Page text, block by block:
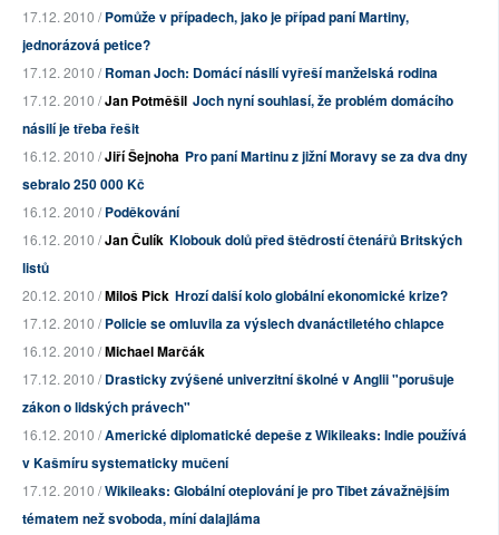
17.12. 2010 /Pomůže v případech, jako je případ paní Martiny,
jednorázová petice?
17.12. 2010 /Roman Joch: Domácí násilí vyřeší manželská rodina
17.12. 2010 /Jan Potměšil Joch nyní souhlasí, že problém domácího
násilí je třeba řešit
16.12. 2010 /Jiří Šejnoha Pro paní Martinu z jižní Moravy se za dva dny
sebralo 250 000 Kč
16.12. 2010 /Poděkování
16.12. 2010 /Jan Čulík Klobouk dolů před štědrostí čtenářů Britských
listů
20.12. 2010 /Miloš Pick Hrozí další kolo globální ekonomické krize?
17.12. 2010 /Policie se omluvila za výslech dvanáctiletého chlapce
16.12. 2010 /Michael Marčák
17.12. 2010 /Drasticky zvýšené univerzitní školné v Anglii "porušuje
zákon o lidských právech"
16.12. 2010 /Americké diplomatické depeše z Wikileaks: Indie používá
v Kašmíru systematicky mučení
17.12. 2010 /Wikileaks: Globální oteplování je pro Tibet závažnějším
tématem než svoboda, míní dalajláma